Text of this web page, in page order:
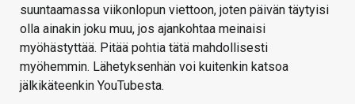
suuntaamassa viikonlopun viettoon, joten päivän täytyisi
olla ainakin joku muu, jos ajankohtaa meinaisi
myöhästyttää. Pitää pohtia tätä mahdollisesti
myöhemmin. Lähetyksenhän voi kuitenkin katsoa
jälkikäteenkin YouTubesta.